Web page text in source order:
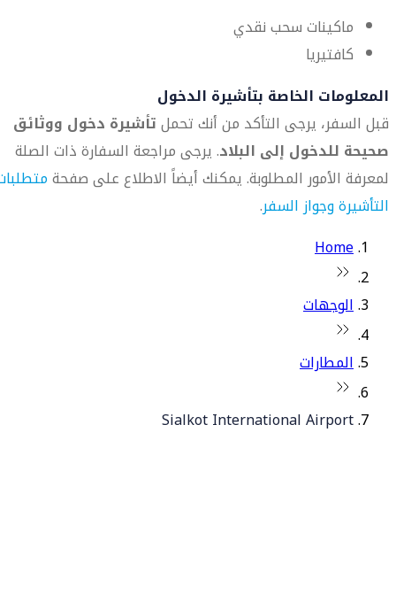
ماكينات سحب نقدي
كافتيريا
المعلومات الخاصة بتأشيرة الدخول
قبل السفر، يرجى التأكد من أنك تحملتأشيرة دخول ووثائق
صحيحة للدخول إلى البلاد. يرجى مراجعة السفارة ذات الصلة
لمعرفة الأمور المطلوبة. يمكنك أيضاً الاطلاع على صفحة
التأشيرة وجواز السفر.
Home
الوجهات
المطارات
Sialkot International Airport